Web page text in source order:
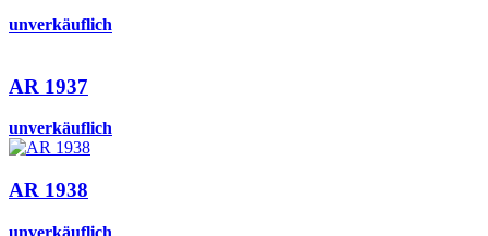
unverkäuflich
AR 1937
unverkäuflich
AR 1938
unverkäuflich